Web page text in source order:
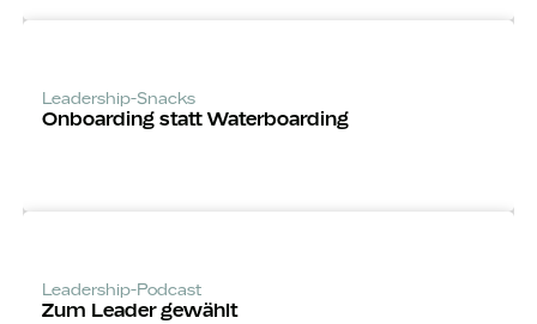
Leadership-Snacks
Onboarding statt Waterboarding
Leadership-Podcast
Zum Leader gewählt